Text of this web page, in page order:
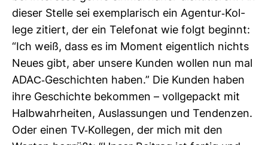
dieser Stelle sei exem­pla­risch ein Agentur-​Kol­
lege zitiert, der ein Tele­fonat wie folgt beginnt:
“Ich weiß, dass es im Moment eigent­lich nichts
Neues gibt, aber unsere Kunden wollen nun mal
ADAC-​Geschichten haben.” Die Kunden haben
ihre Geschichte bekommen – voll­ge­packt mit
Halb­wahr­heiten, Aus­las­sungen und Ten­denzen.
Oder einen TV-​Kol­legen, der mich mit den